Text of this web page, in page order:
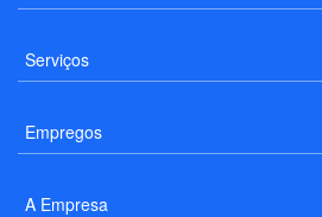
Serviços
Empregos
A Empresa